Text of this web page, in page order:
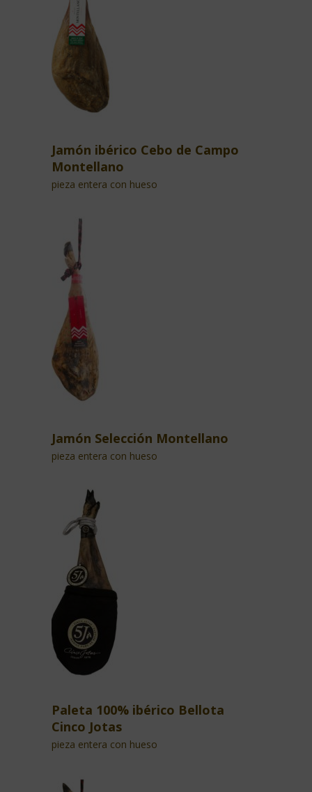
Jamón ibérico Cebo de Campo
Montellano
pieza entera con hueso
Jamón Selección Montellano
pieza entera con hueso
Paleta 100% ibérico Bellota
Cinco Jotas
pieza entera con hueso